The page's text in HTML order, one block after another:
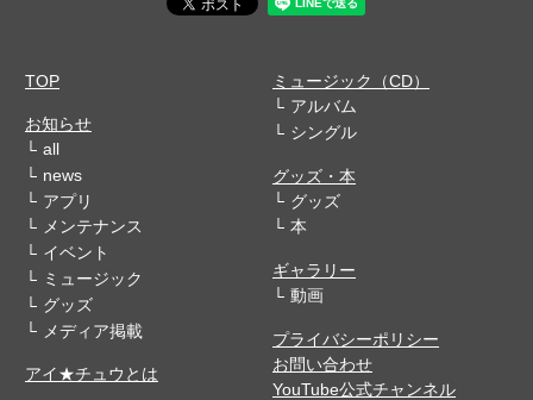
TOP
お知らせ
all
news
アプリ
メンテナンス
イベント
ミュージック
グッズ
メディア掲載
アイ★チュウとは
ミュージック（CD）
アルバム
シングル
グッズ・本
グッズ
本
ギャラリー
動画
プライバシーポリシー
お問い合わせ
YouTube公式チャンネル